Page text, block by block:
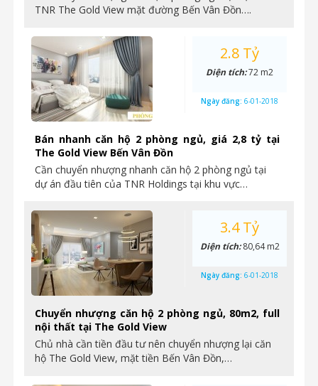
TNR The Gold View mặt đường Bến Vân Đồn….
Bán nhanh căn hộ 2 phòng ngủ, giá 2,8 tỷ tại
The Gold View Bến Vân Đồn
Cần chuyển nhượng nhanh căn hộ 2 phòng ngủ tại
dự án đầu tiên của TNR Holdings tại khu vực…
2.8 Tỷ
Diện tích:72 m2
Ngày đăng: 6-01-2018
Chuyển nhượng căn hộ 2 phòng ngủ, 80m2, full
nội thất tại The Gold View
Chủ nhà cần tiền đầu tư nên chuyển nhượng lại căn
hộ The Gold View, mặt tiền Bến Vân Đồn,…
3.4 Tỷ
Diện tích:80,64 m2
Ngày đăng: 6-01-2018